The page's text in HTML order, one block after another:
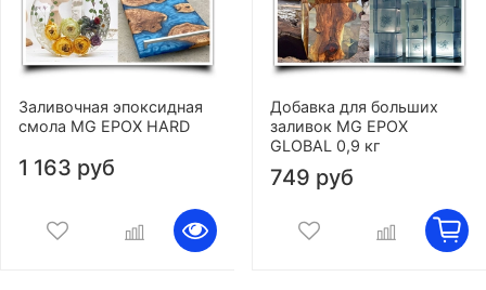
Заливочная эпоксидная
смола MG EPOX HARD
1 163 руб
Добавка для больших
заливок MG EPOX
GLOBAL 0,9 кг
749 руб